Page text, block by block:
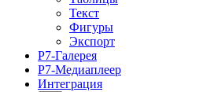
Текст
Фигуры
Экспорт
Р7-Галерея
Р7-Медиаплеер
Интеграция